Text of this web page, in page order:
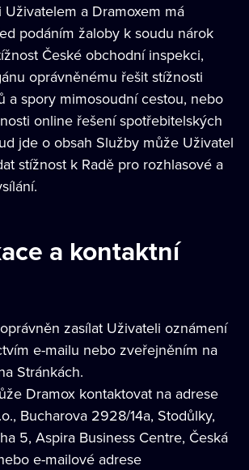
a Dramoxem má
podáním žaloby k soudu nárok
České obchodní inspekci,
oprávněnému řešit stížnosti
a spory mimosoudní cestou, nebo
online řešení spotřebitelských
jde o obsah Služby může Uživatel
stížnost k Radě pro rozhlasové a
a kontaktní
zasílat Uživateli oznámení
e-mailu nebo zveřejněním na
Stránkách.
Dramox kontaktovat na adrese
Bucharova 2928/14a, Stodůlky,
5, Aspira Business Centre, Česká
e-mailové adrese